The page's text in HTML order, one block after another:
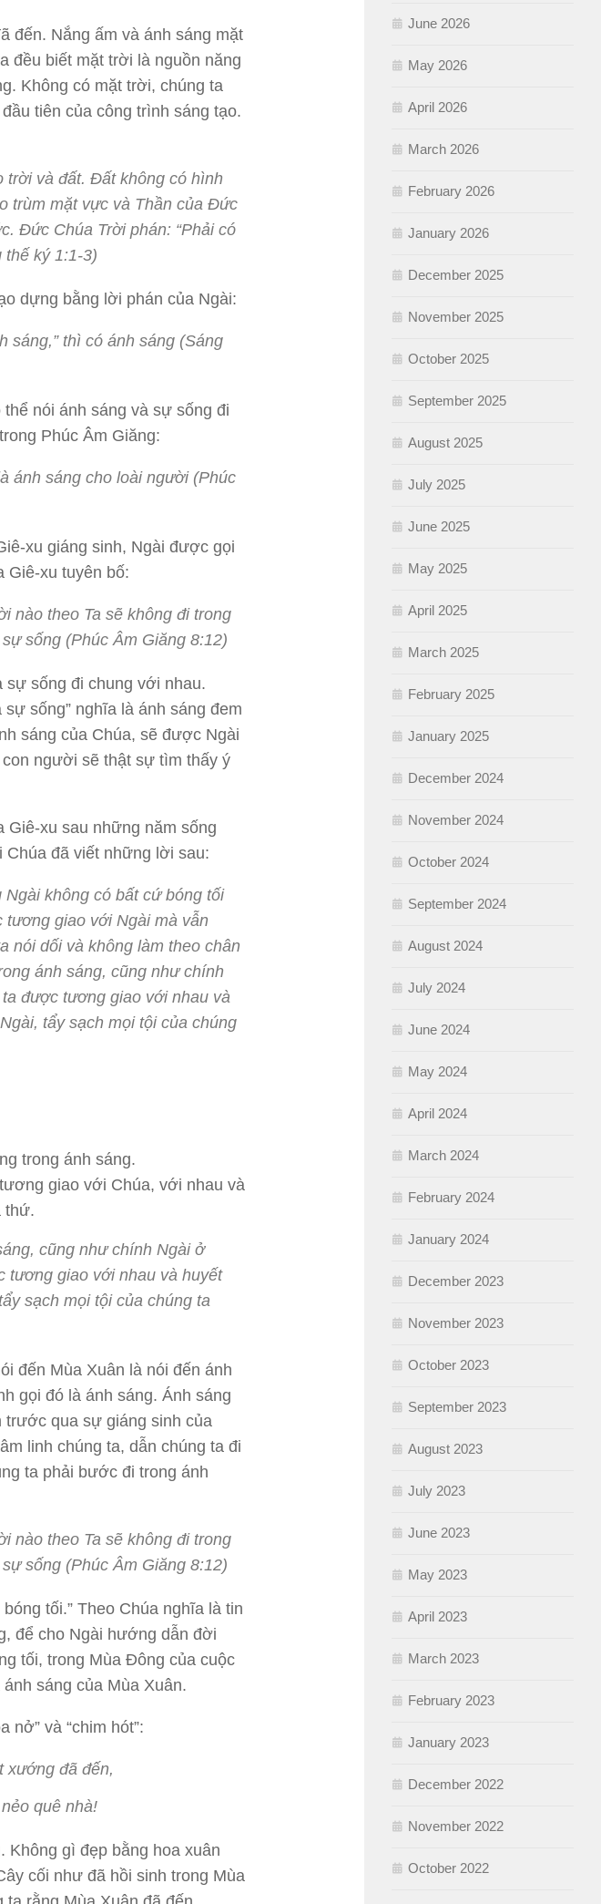
đến. Nắng ấm và ánh sáng mặt
đều biết mặt trời là nguồn năng
Không có mặt trời, chúng ta
tiên của công trình sáng tạo.
trời và đất. Đất không có hình
trùm mặt vực và Thần của Đức
Đức Chúa Trời phán: “Phải có
thế ký 1:1-3)
dựng bằng lời phán của Ngài:
sáng,” thì có ánh sáng (Sáng
nói ánh sáng và sự sống đi
Phúc Âm Giăng:
ánh sáng cho loài người (Phúc
xu giáng sinh, Ngài được gọi
Giê-xu tuyên bố:
nào theo Ta sẽ không đi trong
sống (Phúc Âm Giăng 8:12)
sự sống đi chung với nhau.
sống” nghĩa là ánh sáng đem
sáng của Chúa, sẽ được Ngài
người sẽ thật sự tìm thấy ý
Giê-xu sau những năm sống
đã viết những lời sau:
không có bất cứ bóng tối
giao với Ngài mà vẫn
nói dối và không làm theo chân
ánh sáng, cũng như chính
được tương giao với nhau và
tẩy sạch mọi tội của chúng
trong ánh sáng.
giao với Chúa, với nhau và
thứ.
cũng như chính Ngài ở
tương giao với nhau và huyết
sạch mọi tội của chúng ta
đến Mùa Xuân là nói đến ánh
gọi đó là ánh sáng. Ánh sáng
trước qua sự giáng sinh của
linh chúng ta, dẫn chúng ta đi
ta phải bước đi trong ánh
nào theo Ta sẽ không đi trong
sống (Phúc Âm Giăng 8:12)
tối.” Theo Chúa nghĩa là tin
để cho Ngài hướng dẫn đời
tối, trong Mùa Đông của cuộc
sáng của Mùa Xuân.
nở” và “chim hót”:
xướng đã đến,
quê nhà!
Không gì đẹp bằng hoa xuân
cối như đã hồi sinh trong Mùa
June 2026
May 2026
April 2026
March 2026
February 2026
January 2026
December 2025
November 2025
October 2025
September 2025
August 2025
July 2025
June 2025
May 2025
April 2025
March 2025
February 2025
January 2025
December 2024
November 2024
October 2024
September 2024
August 2024
July 2024
June 2024
May 2024
April 2024
March 2024
February 2024
January 2024
December 2023
November 2023
October 2023
September 2023
August 2023
July 2023
June 2023
May 2023
April 2023
March 2023
February 2023
January 2023
December 2022
November 2022
October 2022